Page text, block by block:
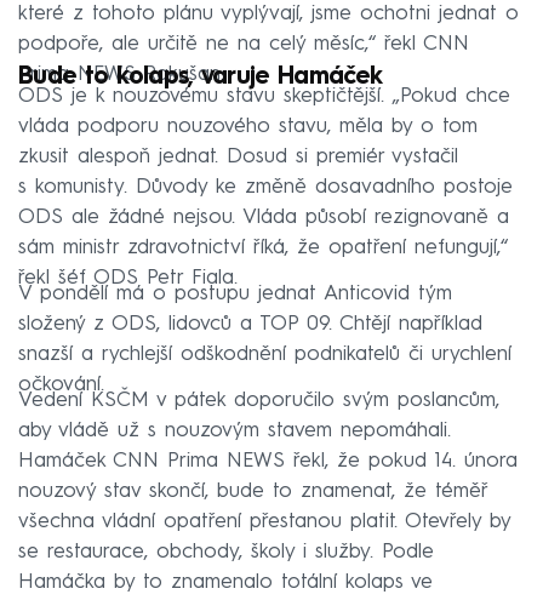
které z tohoto plánu vyplývají, jsme ochotni jednat o
podpoře, ale určitě ne na celý měsíc,“ řekl CNN
Prima NEWS Rakušan.
Bude to kolaps, varuje Hamáček
ODS je k nouzovému stavu skeptičtější. „Pokud chce
vláda podporu nouzového stavu, měla by o tom
zkusit alespoň jednat. Dosud si premiér vystačil
s komunisty. Důvody ke změně dosavadního postoje
ODS ale žádné nejsou. Vláda působí rezignovaně a
sám ministr zdravotnictví říká, že opatření nefungují,“
řekl šéf ODS Petr Fiala.
V pondělí má o postupu jednat Anticovid tým
složený z ODS, lidovců a TOP 09. Chtějí například
snazší a rychlejší odškodnění podnikatelů či urychlení
očkování.
Vedení KSČM v pátek doporučilo svým poslancům,
aby vládě už s nouzovým stavem nepomáhali.
Hamáček CNN Prima NEWS řekl, že pokud 14. února
nouzový stav skončí, bude to znamenat, že téměř
všechna vládní opatření přestanou platit. Otevřely by
se restaurace, obchody, školy i služby. Podle
Hamáčka by to znamenalo totální kolaps ve